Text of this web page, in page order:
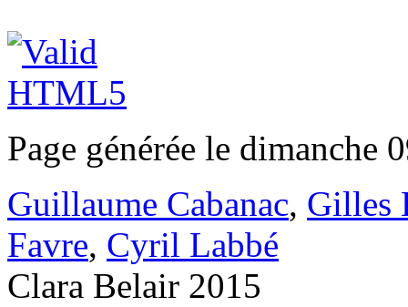
Page générée le dimanche
Guillaume Cabanac, Gilles
Favre, Cyril Labbé
Clara Belair 2015